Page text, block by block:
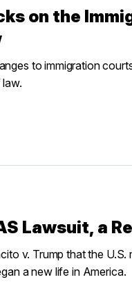
on the
to immigration
Lawsuit, a
v. Trump that the
a new life in America.